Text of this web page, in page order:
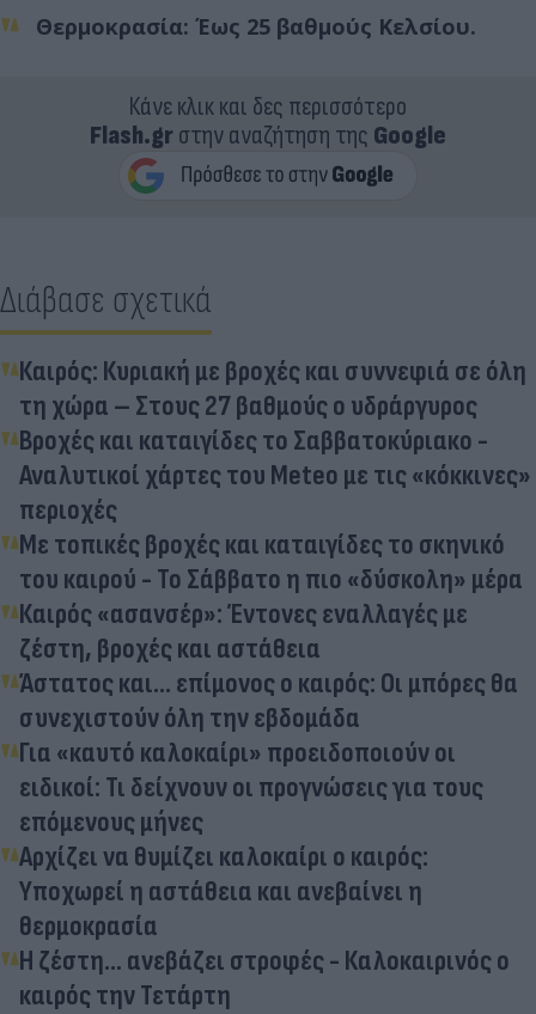
Θερμοκρασία: Έως 25 βαθμούς Κελσίου.
Κάνε κλικ και δες περισσότερο
Flash.grστην αναζήτηση της Google
Διάβασε σχετικά
Καιρός: Κυριακή με βροχές και συννεφιά σε όλη
τη χώρα – Στους 27 βαθμούς ο υδράργυρος
Βροχές και καταιγίδες το Σαββατοκύριακο -
Αναλυτικοί χάρτες του Meteo με τις «κόκκινες»
περιοχές
Με τοπικές βροχές και καταιγίδες το σκηνικό
του καιρού - Το Σάββατο η πιο «δύσκολη» μέρα
Καιρός «ασανσέρ»: Έντονες εναλλαγές με
ζέστη, βροχές και αστάθεια
Άστατος και... επίμονος ο καιρός: Οι μπόρες θα
συνεχιστούν όλη την εβδομάδα
Για «καυτό καλοκαίρι» προειδοποιούν οι
ειδικοί: Τι δείχνουν οι προγνώσεις για τους
επόμενους μήνες
Αρχίζει να θυμίζει καλοκαίρι ο καιρός:
Υποχωρεί η αστάθεια και ανεβαίνει η
θερμοκρασία
Η ζέστη... ανεβάζει στροφές - Καλοκαιρινός ο
καιρός την Τετάρτη